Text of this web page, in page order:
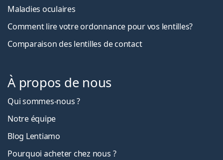
Maladies oculaires
Comment lire votre ordonnance pour vos lentilles?
Comparaison des lentilles de contact
À propos de nous
Qui sommes-nous ?
Notre équipe
Blog Lentiamo
Pourquoi acheter chez nous ?